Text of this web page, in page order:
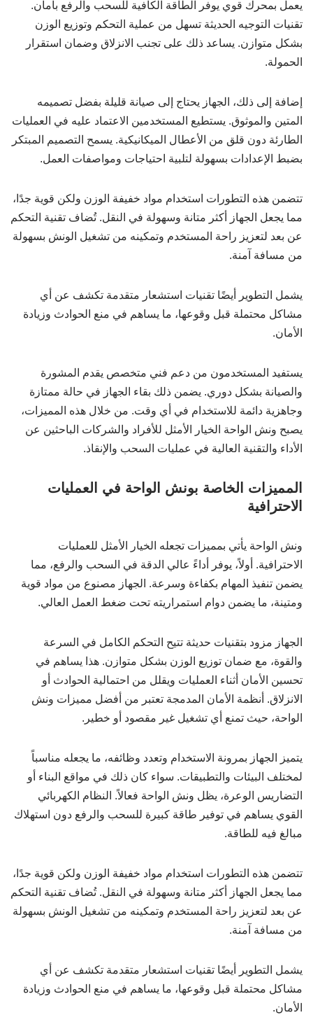
يعمل بمحرك قوي يوفر الطاقة الكافية للسحب والرفع بأمان.
تقنيات التوجيه الحديثة تسهل من عملية التحكم وتوزيع الوزن
بشكل متوازن. يساعد ذلك على تجنب الانزلاق وضمان استقرار
الحمولة.
إضافة إلى ذلك، الجهاز يحتاج إلى صيانة قليلة بفضل تصميمه
المتين والموثوق. يستطيع المستخدمين الاعتماد عليه في العمليات
الطارئة دون قلق من الأعطال الميكانيكية. يسمح التصميم المبتكر
بضبط الإعدادات بسهولة لتلبية احتياجات ومواصفات العمل.
تتضمن هذه التطورات استخدام مواد خفيفة الوزن ولكن قوية جدًا،
مما يجعل الجهاز أكثر متانة وسهولة في النقل. تُضاف تقنية التحكم
عن بعد لتعزيز راحة المستخدم وتمكينه من تشغيل الونش بسهولة
من مسافة آمنة.
يشمل التطوير أيضًا تقنيات استشعار متقدمة تكشف عن أي
مشاكل محتملة قبل وقوعها، ما يساهم في منع الحوادث وزيادة
الأمان.
يستفيد المستخدمون من دعم فني متخصص يقدم المشورة
والصيانة بشكل دوري. يضمن ذلك بقاء الجهاز في حالة ممتازة
وجاهزية دائمة للاستخدام في أي وقت. من خلال هذه المميزات،
يصبح ونش الواحة الخيار الأمثل للأفراد والشركات الباحثين عن
الأداء والتقنية العالية في عمليات السحب والإنقاذ.
المميزات الخاصة بونش الواحة في العمليات
الاحترافية
ونش الواحة يأتي بمميزات تجعله الخيار الأمثل للعمليات
الاحترافية. أولاً، يوفر أداءً عالي الدقة في السحب والرفع، مما
يضمن تنفيذ المهام بكفاءة وسرعة. الجهاز مصنوع من مواد قوية
ومتينة، ما يضمن دوام استمراريته تحت ضغط العمل العالي.
الجهاز مزود بتقنيات حديثة تتيح التحكم الكامل في السرعة
والقوة، مع ضمان توزيع الوزن بشكل متوازن. هذا يساهم في
تحسين الأمان أثناء العمليات ويقلل من احتمالية الحوادث أو
الانزلاق. أنظمة الأمان المدمجة تعتبر من أفضل مميزات ونش
الواحة، حيث تمنع أي تشغيل غير مقصود أو خطير.
يتميز الجهاز بمرونة الاستخدام وتعدد وظائفه، ما يجعله مناسباً
لمختلف البيئات والتطبيقات. سواء كان ذلك في مواقع البناء أو
التضاريس الوعرة، يظل ونش الواحة فعالاً. النظام الكهربائي
القوي يساهم في توفير طاقة كبيرة للسحب والرفع دون استهلاك
مبالغ فيه للطاقة.
تتضمن هذه التطورات استخدام مواد خفيفة الوزن ولكن قوية جدًا،
مما يجعل الجهاز أكثر متانة وسهولة في النقل. تُضاف تقنية التحكم
عن بعد لتعزيز راحة المستخدم وتمكينه من تشغيل الونش بسهولة
من مسافة آمنة.
يشمل التطوير أيضًا تقنيات استشعار متقدمة تكشف عن أي
مشاكل محتملة قبل وقوعها، ما يساهم في منع الحوادث وزيادة
الأمان.